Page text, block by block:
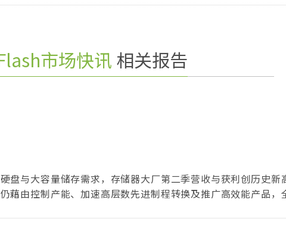
市场快讯 相关报告
盘与大容量储存需求，存储器大厂第二季营收与获利创历史新
藉由控制产能、加速高层数先进制程转换及推广高效能产品，